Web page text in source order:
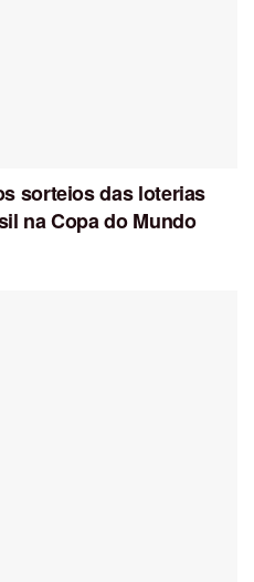
sorteios das loterias
na Copa do Mundo